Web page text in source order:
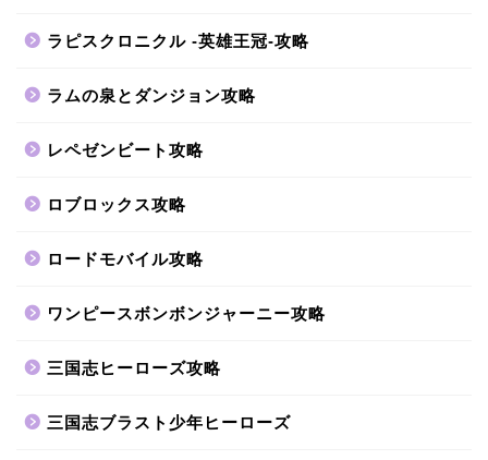
ラピスクロニクル -英雄王冠-攻略
ラムの泉とダンジョン攻略
レペゼンビート攻略
ロブロックス攻略
ロードモバイル攻略
ワンピースボンボンジャーニー攻略
三国志ヒーローズ攻略
三国志ブラスト少年ヒーローズ